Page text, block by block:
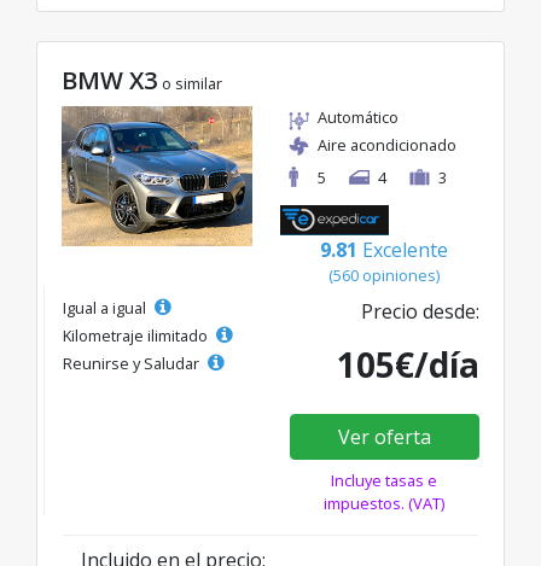
BMW X3 o similar
Automático
Aire acondicionado
5
4 3
9.81 Excelente
(560 opiniones)
Igual a igual
Kilometraje ilimitado
Reunirse y Saludar
Precio desde:
105€/día
Ver oferta
Incluye tasas e
impuestos. (VAT)
Incluido en el precio: